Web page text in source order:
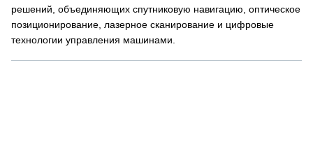
решений, объединяющих спутниковую навигацию, оптическое
позиционирование, лазерное сканирование и цифровые
технологии управления машинами.